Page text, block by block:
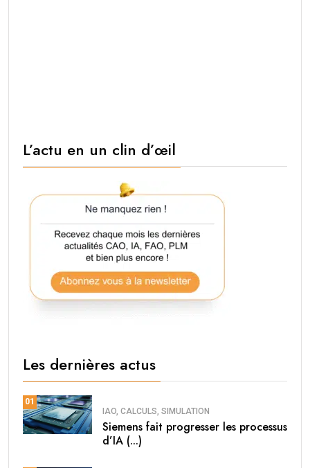
L’actu en un clin d’œil
Les dernières actus
01
IAO, CALCULS, SIMULATION
Siemens fait progresser les processus
d’IA (...)